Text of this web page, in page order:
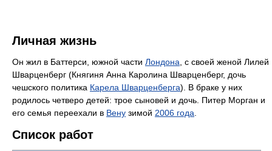
Личная жизнь
Он жил в Баттерси, южной части Лондона , с своей женой Лилей
Шварценберг (Княгиня Анна Каролина Шварценберг, дочь
чешского политика Карела Шварценберга). В браке у них
родилось четверо детей: трое сыновей и дочь. Питер Морган и
его семья переехали в Вену зимой 2006 года
Список работ